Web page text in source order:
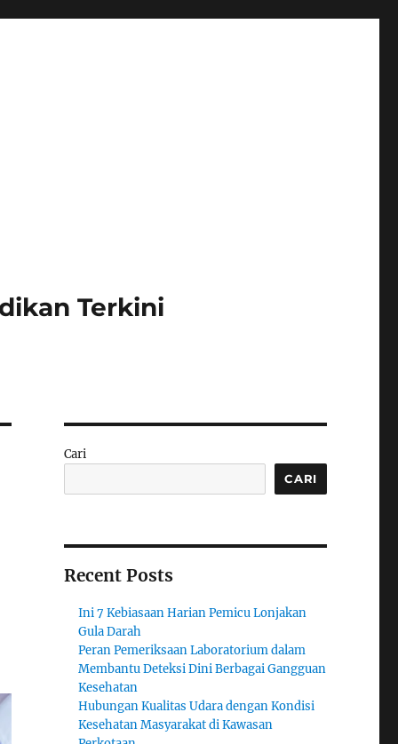
Terkini
Cari
CARI
Recent Posts
Ini 7 Kebiasaan Harian Pemicu Lonjakan
Gula Darah
Peran Pemeriksaan Laboratorium dalam
Membantu Deteksi Dini Berbagai Gangguan
Kesehatan
Hubungan Kualitas Udara dengan Kondisi
Kesehatan Masyarakat di Kawasan